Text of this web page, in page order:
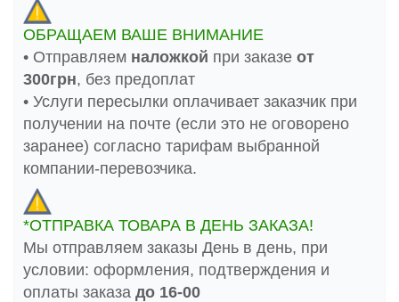
ОБРАЩАЕМ ВАШЕ ВНИМАНИЕ
• Отправляем наложкой при заказе от
300грн, без предоплат
• Услуги пересылки оплачивает заказчик при
получении на почте (если это не оговорено
заранее) согласно тарифам выбранной
компании-перевозчика.
*ОТПРАВКА ТОВАРА В ДЕНЬ ЗАКАЗА!
Мы отправляем заказы День в день, при
условии: оформления, подтверждения и
оплаты заказа до 16-00